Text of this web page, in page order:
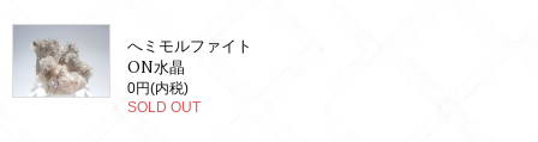
へミモルファイト
ON水晶
0円(内税)
SOLD OUT